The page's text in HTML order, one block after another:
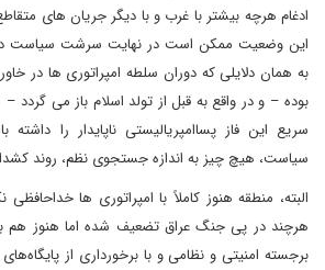
ادغام هرچه بیشتر با غرب و با دیگر جریان های
این وضعیت ممکن است در نهایت سرشت سیاست در
به همان دلایلی که دوران سلطه امپراتوری ها در
بوده – و در واقع به قبل از تولد اسلام باز می گردد
سریع این فاز پساامپریالیستی ناپایدار را داشته
سیاست، هیچ چیز به اندازه جستجوی نظم، روند
البته، منطقه هنوز کاملاً با امپراتوری ها
هرچند در پی جنگ عراق تضعیف شده اما هنوز هم
برجسته امنیتی و نظامی و با برخورداری از